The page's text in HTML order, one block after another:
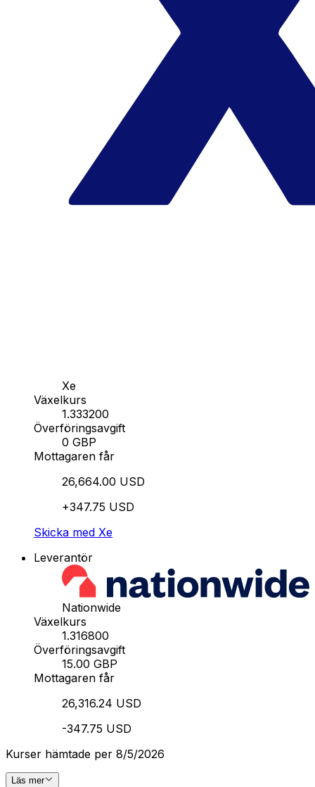
Xe
Växelkurs
1.333200
Överföringsavgift
0 GBP
Mottagaren får
26,664.00 USD
+347.75 USD
Skicka med Xe
Leverantör
Nationwide
Växelkurs
1.316800
Överföringsavgift
15.00 GBP
Mottagaren får
26,316.24 USD
-347.75 USD
Kurser hämtade per 8/5/2026
Läs mer